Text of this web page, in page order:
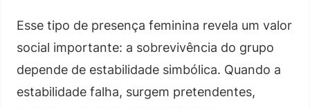
Esse tipo de presença feminina revela um valor
social importante: a sobrevivência do grupo
depende de estabilidade simbólica. Quando a
estabilidade falha, surgem pretendentes,